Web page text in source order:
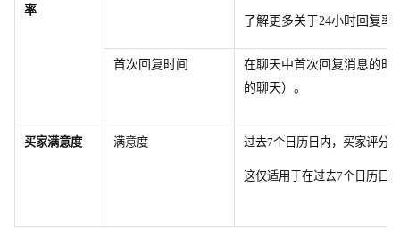
率
了解更多关于24小时回复率
首次回复时间
在聊天中首次回复消息的时
的聊天）。
买家满意度 满意度 过去7个日历日内，买家评分
这仅适用于在过去7个日历日